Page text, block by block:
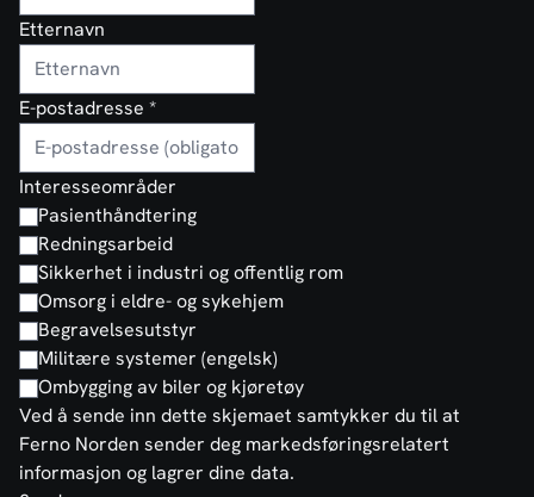
Etternavn
E-postadresse *
Interesseområder
Pasienthåndtering
Redningsarbeid
Sikkerhet i industri og offentlig rom
Omsorg i eldre- og sykehjem
Begravelsesutstyr
Militære systemer (engelsk)
Ombygging av biler og kjøretøy
Ved å sende inn dette skjemaet samtykker du til at
Ferno Norden sender deg markedsføringsrelatert
informasjon og lagrer dine data.